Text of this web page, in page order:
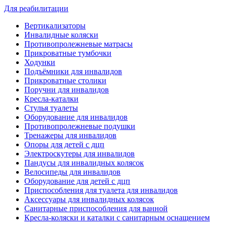
Для реабилитации
Вертикализаторы
Инвалидные коляски
Противопролежневые матрасы
Прикроватные тумбочки
Ходунки
Подъёмники для инвалидов
Прикроватные столики
Поручни для инвалидов
Кресла-каталки
Стулья туалеты
Оборудование для инвалидов
Противопролежневые подушки
Тренажеры для инвалидов
Опоры для детей с дцп
Электроскутеры для инвалидов
Пандусы для инвалидных колясок
Велосипеды для инвалидов
Оборудование для детей с дцп
Приспособления для туалета для инвалидов
Аксессуары для инвалидных колясок
Санитарные приспособления для ванной
Кресла-коляски и каталки с санитарным оснащением